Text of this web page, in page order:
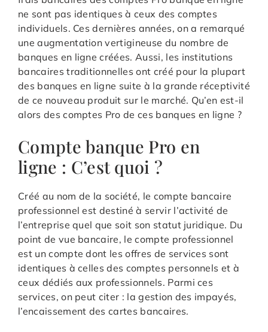
ne sont pas identiques à ceux des comptes
individuels. Ces dernières années, on a remarqué
une augmentation vertigineuse du nombre de
banques en ligne créées. Aussi, les institutions
bancaires traditionnelles ont créé pour la plupart
des banques en ligne suite à la grande réceptivité
de ce nouveau produit sur le marché. Qu’en est-il
alors des comptes Pro de ces banques en ligne ?
Compte banque Pro en
ligne : C’est quoi ?
Créé au nom de la société, le compte bancaire
professionnel est destiné à servir l’activité de
l’entreprise quel que soit son statut juridique. Du
point de vue bancaire, le compte professionnel
est un compte dont les offres de services sont
identiques à celles des comptes personnels et à
ceux dédiés aux professionnels. Parmi ces
services, on peut citer : la gestion des impayés,
l’encaissement des cartes bancaires.